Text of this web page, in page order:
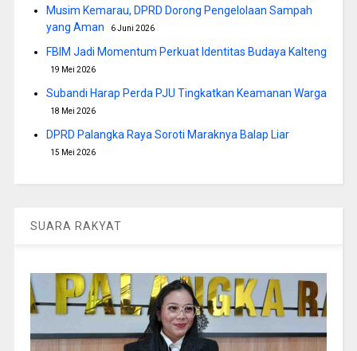
Musim Kemarau, DPRD Dorong Pengelolaan Sampah
yang Aman
6 Juni 2026
FBIM Jadi Momentum Perkuat Identitas Budaya Kalteng
19 Mei 2026
Subandi Harap Perda PJU Tingkatkan Keamanan Warga
18 Mei 2026
DPRD Palangka Raya Soroti Maraknya Balap Liar
15 Mei 2026
SUARA RAKYAT